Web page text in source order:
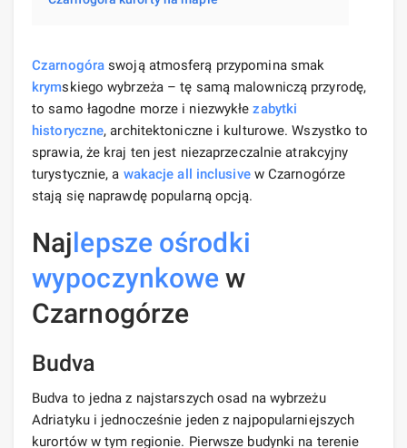
Czarnogóra swoją atmosferą przypomina smak
krymskiego wybrzeża – tę samą malowniczą przyrodę,
to samo łagodne morze i niezwykłezabytki
historyczne, architektoniczne i kulturowe. Wszystko to
sprawia, że ​​kraj ten jest niezaprzeczalnie atrakcyjny
turystycznie, a wakacje all inclusivew Czarnogórze
stają się naprawdę popularną opcją.
Najlepsze ośrodki
wypoczynkowe w
Czarnogórze
Budva
Budva to jedna z najstarszych osad na wybrzeżu
Adriatyku i jednocześnie jeden z najpopularniejszych
kurortów w tym regionie. Pierwsze budynki na terenie